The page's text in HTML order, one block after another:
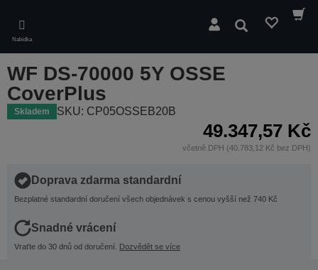
main
content
Nabídka
Hledat
WF DS-70000 5Y OSSE
CoverPlus
Skladem SKU: CP05OSSEB20B
49.347,57 Kč
včetně DPH (40.783,12 Kč bez DPH)
Doprava zdarma standardní
Bezplatné standardní doručení všech objednávek s cenou vyšší než 740 Kč
Snadné vrácení
Vraťte do 30 dnů od doručení. Dozvědět se více